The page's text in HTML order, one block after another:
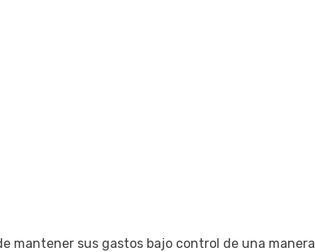
mantener sus gastos bajo control de una manera